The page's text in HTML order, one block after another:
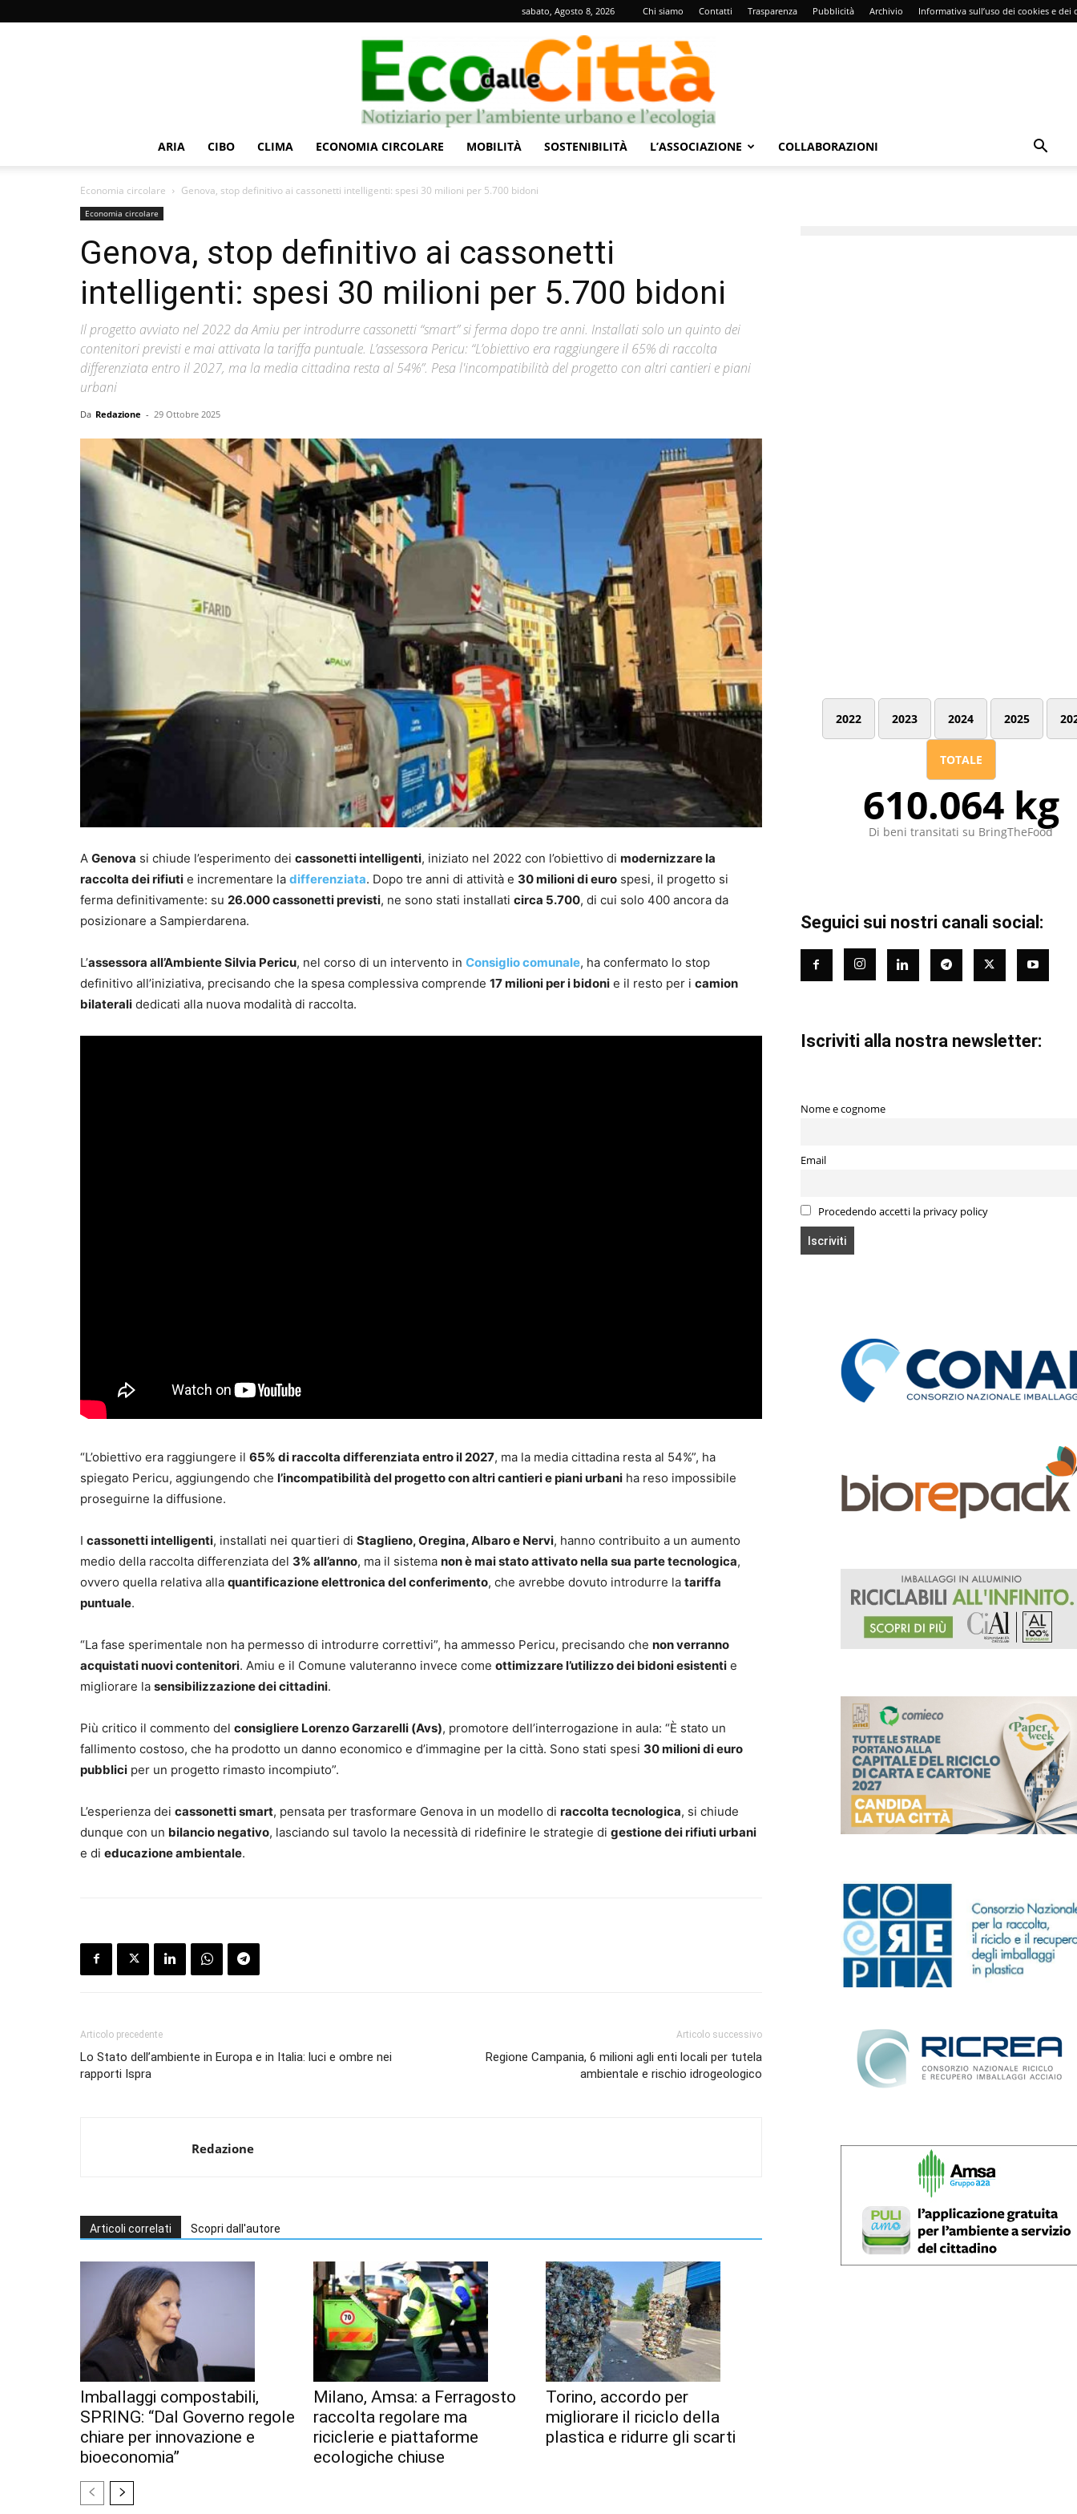
sabato, Agosto 8, 2026 Chi siamo Contatti Trasparenza Pubblicità Archivio Informativa sull’uso dei cookies e dei
dalle
ARIA CIBO CLIMA ECONOMIA CIRCOLARE MOBILITÀ SOSTENIBILITÀ L’ASSOCIAZIONE COLLABORAZIONI
Economia circolare Genova, stop definitivo ai cassonetti intelligenti: spesi 30 milioni per 5.700 bidoni
Economia circolare
Genova, stop definitivo ai cassonetti
intelligenti: spesi 30 milioni per 5.700 bidoni
Il progetto avviato nel 2022 da Amiu per introdurre cassonetti “smart” si ferma dopo tre anni. Installati solo un quinto dei
contenitori previsti e mai attivata la tariffa puntuale. L’assessora Pericu: “L’obiettivo era raggiungere il 65% di raccolta
differenziata entro il 2027, ma la media cittadina resta al 54%”. Pesa l'incompatibilità del progetto con altri cantieri e piani
urbani
Da Redazione - 29 Ottobre 2025
A Genova si chiude l’esperimento dei cassonetti intelligenti, iniziato nel 2022 con l’obiettivo di modernizzare la
raccolta dei rifiuti e incrementare la differenziata. Dopo tre anni di attività e 30 milioni di euro spesi, il progetto si
ferma definitivamente: su 26.000 cassonetti previsti, ne sono stati installati circa 5.700, di cui solo 400 ancora da
posizionare a Sampierdarena.
L’assessora all’Ambiente Silvia Pericu, nel corso di un intervento in Consiglio comunale, ha confermato lo stop
definitivo all’iniziativa, precisando che la spesa complessiva comprende 17 milioni per i bidoni e il resto per i camion
bilaterali dedicati alla nuova modalità di raccolta.
“L’obiettivo era raggiungere il 65% di raccolta differenziata entro il 2027, ma la media cittadina resta al 54%”, ha
spiegato Pericu, aggiungendo che l’incompatibilità del progetto con altri cantieri e piani urbani ha reso impossibile
proseguirne la diffusione.
I cassonetti intelligenti, installati nei quartieri di Staglieno, Oregina, Albaro e Nervi, hanno contribuito a un aumento
medio della raccolta differenziata del 3% all’anno, ma il sistema non è mai stato attivato nella sua parte tecnologica,
ovvero quella relativa alla quantificazione elettronica del conferimento, che avrebbe dovuto introdurre la tariffa
puntuale.
“La fase sperimentale non ha permesso di introdurre correttivi”, ha ammesso Pericu, precisando che non verranno
acquistati nuovi contenitori. Amiu e il Comune valuteranno invece come ottimizzare l’utilizzo dei bidoni esistenti e
migliorare la sensibilizzazione dei cittadini.
Più critico il commento del consigliere Lorenzo Garzarelli (Avs), promotore dell’interrogazione in aula: “È stato un
fallimento costoso, che ha prodotto un danno economico e d’immagine per la città. Sono stati spesi 30 milioni di euro
pubblici per un progetto rimasto incompiuto”.
L’esperienza dei cassonetti smart, pensata per trasformare Genova in un modello di raccolta tecnologica, si chiude
dunque con un bilancio negativo, lasciando sul tavolo la necessità di ridefinire le strategie di gestione dei rifiuti urbani
e di educazione ambientale.
Articolo precedente
Lo Stato dell’ambiente in Europa e in Italia: luci e ombre nei
rapporti Ispra
Articolo successivo
Regione Campania, 6 milioni agli enti locali per tutela
ambientale e rischio idrogeologico
Redazione
Articoli correlati Scopri dall'autore
Imballaggi compostabili,
SPRING: “Dal Governo regole
chiare per innovazione e
bioeconomia”
Milano, Amsa: a Ferragosto
raccolta regolare ma
riciclerie e piattaforme
ecologiche chiuse
Torino, accordo per
migliorare il riciclo della
plastica e ridurre gli scarti
2022 2023 2024 2025
TOTALE
610.064 kg
Di beni transitati su BringTheFood
Seguici sui nostri canali social:
Iscriviti alla nostra newsletter:
Nome e cognome
Email
Procedendo accetti la privacy policy